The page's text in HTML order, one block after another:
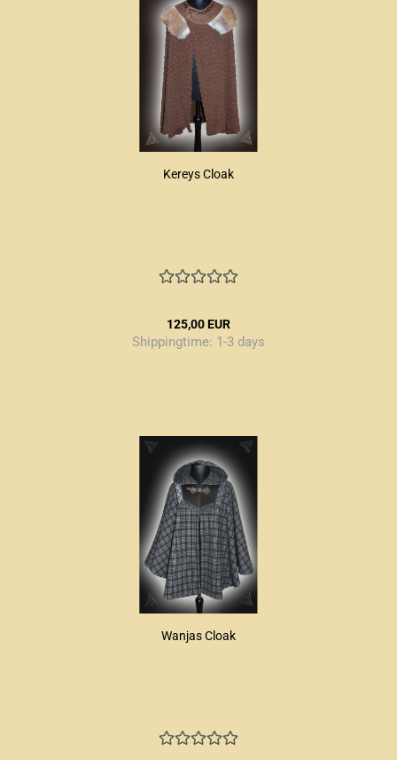
Kereys Cloak
125,00 EUR
Shippingtime: 1-3 days
Wanjas Cloak